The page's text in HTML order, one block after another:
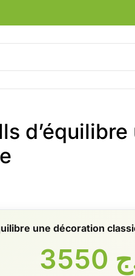
d’équilibre
une décoration